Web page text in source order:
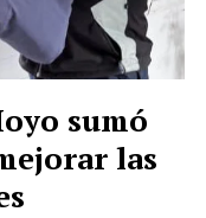
sumó
las